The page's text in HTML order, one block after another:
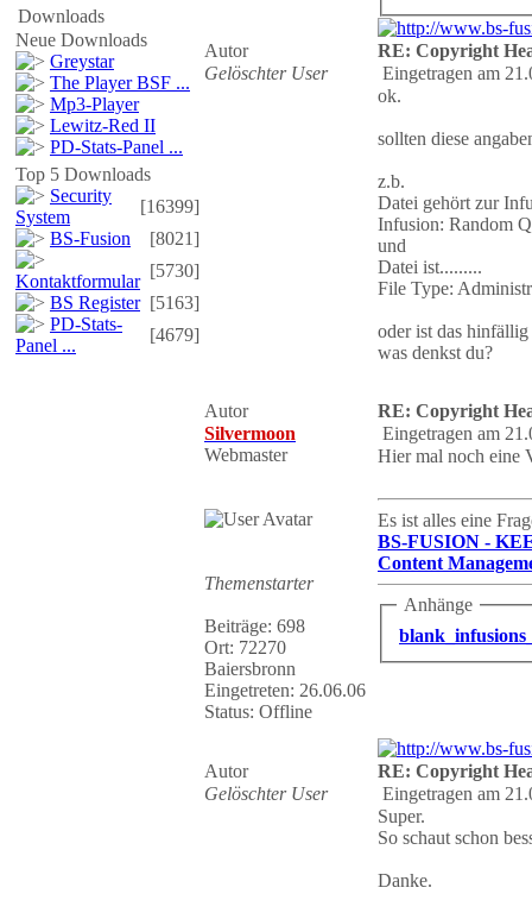
Downloads
Neue Downloads
Greystar
The Player BSF ...
Mp3-Player
Lewitz-Red II
PD-Stats-Panel ...
Top 5 Downloads
Security
System
[16399]
BS-Fusion
[8021]
Kontaktformular
[5730]
BS Register [5163]
PD-Stats-
Panel ...
[4679]
Autor
RE: Copyright
Gelöschter User
Eingetragen am
ok.
sollten diese
z.b.
Datei gehört zur
Infusion: Random
und
Datei ist.........
File Type:
oder ist das
was denkst du?
Autor
RE: Copyright
Silvermoon
Webmaster
Themenstarter
Beiträge: 698
Ort: 72270
Baiersbronn
Eingetreten: 26.06.06
Status: Offline
Eingetragen am
Hier mal noch eine
Es ist alles eine
BS-FUSION -
Content
Anhänge
Autor
RE: Copyright
Gelöschter User
Eingetragen am
Super.
So schaut schon
Danke.